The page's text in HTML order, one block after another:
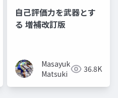
自己評価力を武器とす
る 増補改訂版
Masayuki
Matsuki
36.8K